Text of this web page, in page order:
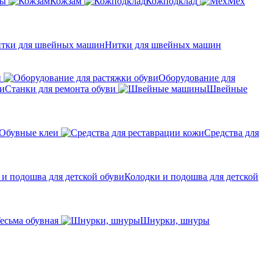
Нитки для швейных машин
Оборудование для
Станки для ремонта обуви
Швейные
клеи Средства для
Колодки и подошва для детской
обувная Шнурки, шнуры